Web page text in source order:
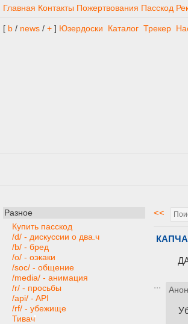
Главная Контакты Пожертвования Пасскод
[ b / news / + ] Юзердоски Каталог Трекер
Разное
Купить пасскод
/d/ - дискуссии о два.ч
/b/ - бред
/o/ - оэкаки
/soc/ - общение
/media/ - анимация
/r/ - просьбы
/api/ - API
/rf/ - убежище
Тивач
<<
КАПЧА